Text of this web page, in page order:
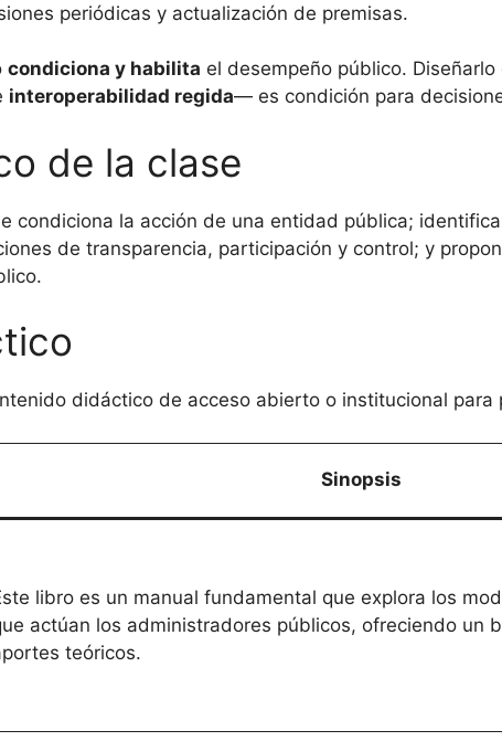
periódicas y actualización de premisas.
condiciona y habilita el desempeño público.
interoperabilidad regida— es condición para
de la clase
condiciona la acción de una entidad pública;
de transparencia, participación y control; y
didáctico de acceso abierto o institucional para
Sinopsis
libro es un manual fundamental que explora los
actúan los administradores públicos, ofreciendo un
teóricos.